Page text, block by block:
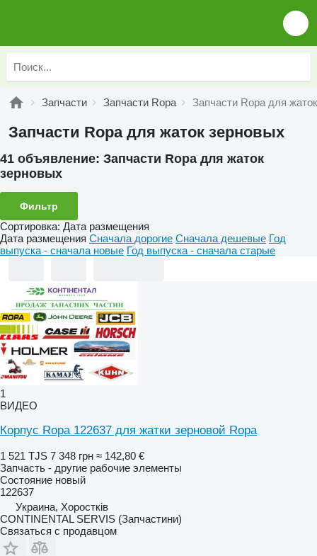
Запчасти Запчасти Ropa Запчасти Ropa для
Запчасти Ropa для жаток зерновых
41 объявление: Запчасти Ropa для жаток
зерновых
Фильтр
Сортировка: Дата размещения
Дата размещения Сначала дорогие Сначала дешевые Год
выпуска - сначала новые Год выпуска - сначала старые
1
ВИДЕО
Корпус Ropa 122637 для жатки зерновой Ropa
1 521 TJS 7 348 грн ≈ 142,80 €
Запчасть - другие рабочие элементы
Состояние новый
122637
Украина, Хоростків
CONTINENTAL SERVIS (Запчастини)
Связаться с продавцом